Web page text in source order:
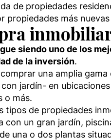
de propiedades
propiedades más
siendo uno de los
de la inversión.
comprar una amplia
jardín- en
o más.
tipos de propiedades
con un gran jardín,
una o dos plantas